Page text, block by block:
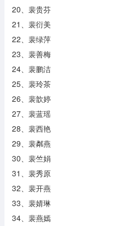
20、裴贵芬
21、裴衍美
22、裴绿萍
23、裴善梅
24、裴鹏洁
25、裴玲茶
26、裴歆婷
27、裴蓝瑶
28、裴西艳
29、裴粼燕
30、裴竺娟
31、裴秀原
32、裴开燕
33、裴婧琳
34、裴燕嫣